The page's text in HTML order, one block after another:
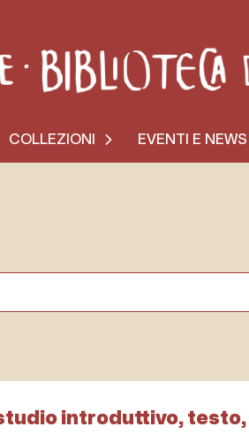
COLLEZIONI EVENTI E NEWS
introduttivo,